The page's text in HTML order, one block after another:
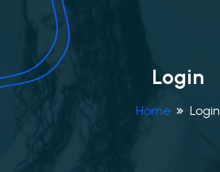
Login
Home Login